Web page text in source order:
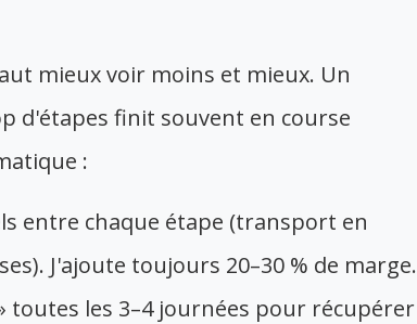
mieux voir moins et mieux. Un
d'étapes finit souvent en course
:
entre chaque étape (transport en
J'ajoute toujours 20–30 % de marge.
toutes les 3–4 journées pour récupérer